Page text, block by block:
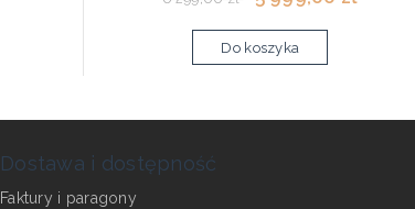
Do koszyka
Dostawa i dostępność
Faktury i paragony